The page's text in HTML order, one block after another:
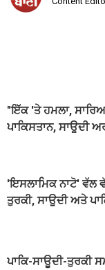
"ਇੱਕ 'ਤੇ ਹਮਲਾ,
ਪਾਕਿਸਤਾਨ, ਸਾਊਦੀ
'ਇਸਲਾਮਿਕ ਨਾਟੋ' ਵੱਲ
ਤੁਰਕੀ, ਸਾਊਦੀ ਅਤੇ
ਪਾਕਿ-ਸਾਊਦੀ-ਤੁਰਕੀ